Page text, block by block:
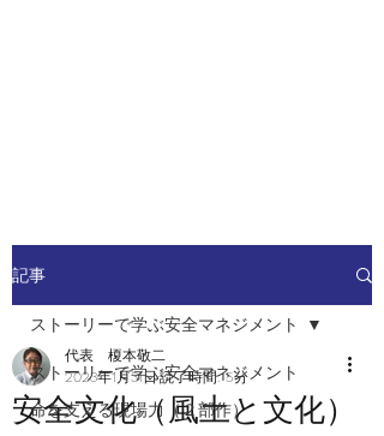
記事
ストーリーで学ぶ安全マネジメント
命を支える現場力（２部作）
ストーリーで学ぶ安全マネジメント
安全文化（風土と文化）
代表 榎本敬二
2023年1月31日読了時間: 5分